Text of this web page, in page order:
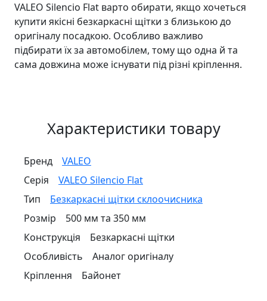
VALEO Silencio Flat варто обирати, якщо хочеться
купити якісні безкаркасні щітки з близькою до
оригіналу посадкою. Особливо важливо
підбирати їх за автомобілем, тому що одна й та
сама довжина може існувати під різні кріплення.
Характеристики товару
Бренд
VALEO
Серія
VALEO Silencio Flat
Тип
Безкаркасні щітки склоочисника
Розмір
500 мм та 350 мм
Конструкція
Безкаркасні щітки
Особливість
Аналог оригіналу
Кріплення
Байонет